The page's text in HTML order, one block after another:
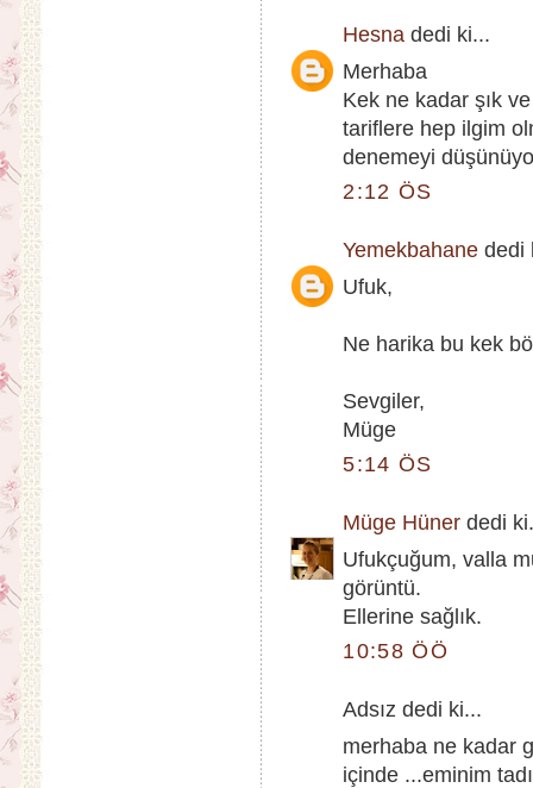
Hesna dedi ki...
Merhaba
Kek ne kadar şık
tariflere hep ilgim
denemeyi
2:12 ÖS
Yemekbahane dedi
Ufuk,
Ne harika bu kek
Sevgiler,
Müge
5:14 ÖS
Müge Hüner dedi
Ufukçuğum, valla
görüntü.
Ellerine sağlık.
10:58 ÖÖ
Adsız dedi ki...
merhaba ne kadar
içinde ...eminim